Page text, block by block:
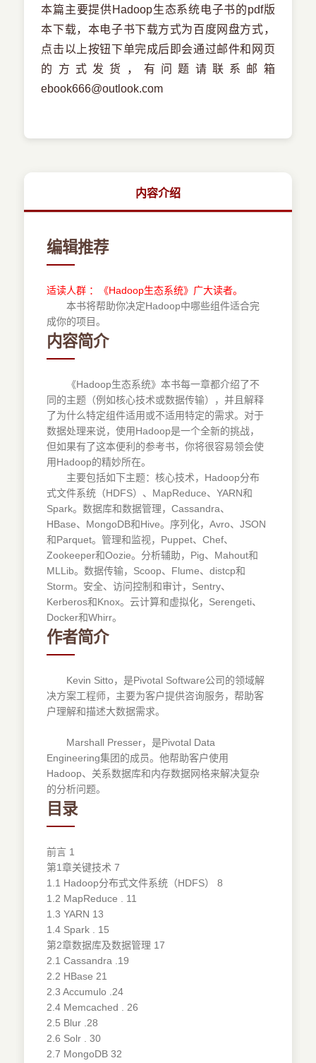
本篇主要提供Hadoop生态系统电子书的pdf版
本下载，本电子书下载方式为百度网盘方式，
点击以上按钮下单完成后即会通过邮件和网页
的方式发货，有问题请联系邮箱
ebook666@outlook.com
内容介绍
编辑推荐
适读人群 ：《Hadoop生态系统》广大读者。
本书将帮助你决定Hadoop中哪些组件适合完
成你的项目。
内容简介
《Hadoop生态系统》本书每一章都介绍了不
同的主题（例如核心技术或数据传输），并且解释
了为什么特定组件适用或不适用特定的需求。对于
数据处理来说，使用Hadoop是一个全新的挑战，
但如果有了这本便利的参考书，你将很容易领会使
用Hadoop的精妙所在。
主要包括如下主题：核心技术，Hadoop分布
式文件系统（HDFS）、MapReduce、YARN和
Spark。数据库和数据管理，Cassandra、
HBase、MongoDB和Hive。序列化，Avro、JSON
和Parquet。管理和监视，Puppet、Chef、
Zookeeper和Oozie。分析辅助，Pig、Mahout和
MLLib。数据传输，Scoop、Flume、distcp和
Storm。安全、访问控制和审计，Sentry、
Kerberos和Knox。云计算和虚拟化，Serengeti、
Docker和Whirr。
作者简介
Kevin Sitto，是Pivotal Software公司的领域解
决方案工程师，主要为客户提供咨询服务，帮助客
户理解和描述大数据需求。
Marshall Presser，是Pivotal Data
Engineering集团的成员。他帮助客户使用
Hadoop、关系数据库和内存数据网格来解决复杂
的分析问题。
目录
前言 1
第1章关键技术 7
1.1 Hadoop分布式文件系统（HDFS） 8
1.2 MapReduce . 11
1.3 YARN 13
1.4 Spark . 15
第2章数据库及数据管理 17
2.1 Cassandra .19
2.2 HBase 21
2.3 Accumulo .24
2.4 Memcached . 26
2.5 Blur .28
2.6 Solr . 30
2.7 MongoDB 32